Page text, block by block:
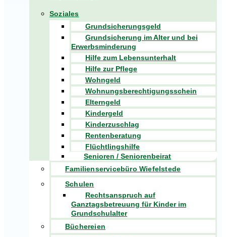
Soziales
Grundsicherungsgeld
Grundsicherung im Alter und bei
Erwerbsminderung
Hilfe zum Lebensunterhalt
Hilfe zur Pflege
Wohngeld
Wohnungsberechtigungsschein
Elterngeld
Kindergeld
Kinderzuschlag
Rentenberatung
Flüchtlingshilfe
Senioren / Seniorenbeirat
Familienservicebüro Wiefelstede
Schulen
Rechtsanspruch auf
Ganztagsbetreuung für Kinder im
Grundschulalter
Büchereien